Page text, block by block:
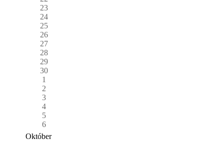
23
24
25
26
27
28
29
30
1
2
3
4
5
6
Október